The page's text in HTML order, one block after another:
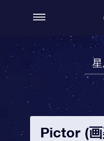
Pictor (画